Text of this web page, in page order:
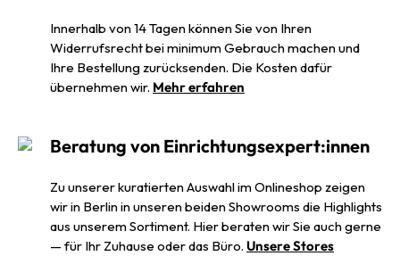
Innerhalb von 14 Tagen können Sie von Ihren
Widerrufsrecht bei minimum Gebrauch machen und
Ihre Bestellung zurücksenden. Die Kosten dafür
übernehmen wir. Mehr erfahren
Beratung von Einrichtungsexpert:innen
Zu unserer kuratierten Auswahl im Onlineshop zeigen
wir in Berlin in unseren beiden Showrooms die Highlights
aus unserem Sortiment. Hier beraten wir Sie auch gerne
— für Ihr Zuhause oder das Büro. Unsere Stores